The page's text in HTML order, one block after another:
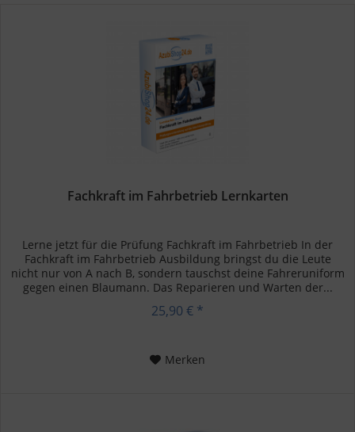
Fachkraft im Fahrbetrieb Lernkarten
Lerne jetzt für die Prüfung Fachkraft im Fahrbetrieb In der
Fachkraft im Fahrbetrieb Ausbildung bringst du die Leute
nicht nur von A nach B, sondern tauschst deine Fahreruniform
gegen einen Blaumann. Das Reparieren und Warten der...
25,90 € *
Merken